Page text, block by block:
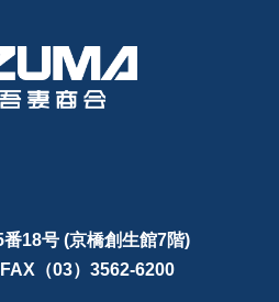
18号 (京橋創生館7階)
（03）3562-6200